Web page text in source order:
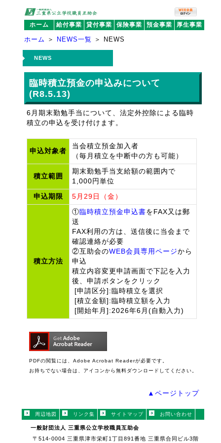
ホーム 給付事業 貸付事業 保険事業 預金事業 厚生事業
ホーム ＞ NEWS一覧 ＞ NEWS
NEWS
臨時積立預金の申込みについて
(R8.5.13)
6月期末勤勉手当について、法定外控除による臨時
積立の申込を受け付けます。
申込対象者
当会積立預金加入者
（毎月積立を中断中の方も可能）
積立範囲
期末勤勉手当支給額の範囲内で
1,000円単位
申込期限 5月29日（金）
積立方法
①臨時積立預金申込書をFAX又は郵
送
FAX利用の方は、送信後に当会まで
確認連絡が必要
②互助会のWEB会員専用ページから
申込
積立内容変更申請画面で下記を入力
後、申請ボタンをクリック
[申請区分]:臨時積立を選択
[積立金額]:臨時積立額を入力
[開始年月]:2026年6月(自動入力)
PDFの閲覧には、Adobe Acrobat Readerが必要です。
お持ちでない場合は、アイコンから無料ダウンロードしてください。
▲ページトップ
周辺地図 リンク集 サイトマップ お問い合わせ
一般財団法人 三重県公立学校職員互助会
〒514-0004 三重県津市栄町1丁目891番地 三重県合同ビル3階